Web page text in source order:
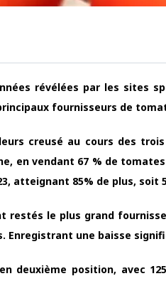
révélées par les sites
fournisseurs de
creusé au cours des
en vendant 67 % de
atteignant 85% de plus, soit
restés le plus grand
Enregistrant une baisse
deuxième position, avec